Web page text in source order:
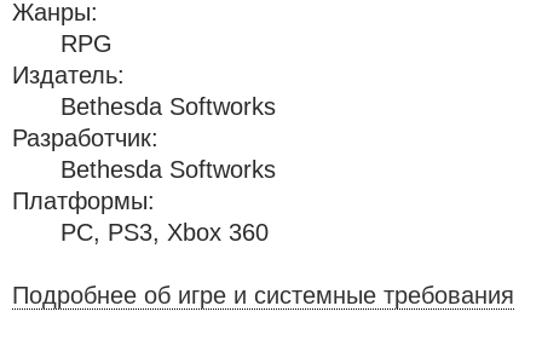
Жанры:
RPG
Издатель:
Bethesda Softworks
Разработчик:
Bethesda Softworks
Платформы:
PC, PS3, Xbox 360
Подробнее об игре и системные требования